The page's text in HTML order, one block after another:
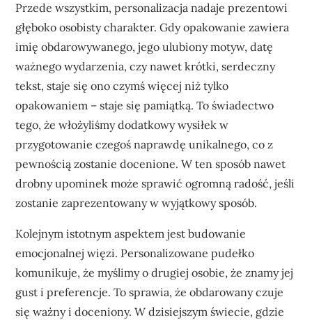
Przede wszystkim, personalizacja nadaje prezentowi
głęboko osobisty charakter. Gdy opakowanie zawiera
imię obdarowywanego, jego ulubiony motyw, datę
ważnego wydarzenia, czy nawet krótki, serdeczny
tekst, staje się ono czymś więcej niż tylko
opakowaniem – staje się pamiątką. To świadectwo
tego, że włożyliśmy dodatkowy wysiłek w
przygotowanie czegoś naprawdę unikalnego, co z
pewnością zostanie docenione. W ten sposób nawet
drobny upominek może sprawić ogromną radość, jeśli
zostanie zaprezentowany w wyjątkowy sposób.
Kolejnym istotnym aspektem jest budowanie
emocjonalnej więzi. Personalizowane pudełko
komunikuje, że myślimy o drugiej osobie, że znamy jej
gust i preferencje. To sprawia, że obdarowany czuje
się ważny i doceniony. W dzisiejszym świecie, gdzie